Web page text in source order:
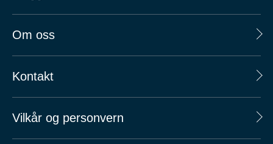
Om oss
Kontakt
Vilkår og personvern